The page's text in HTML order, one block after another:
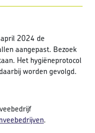
2024 de
aangepast. Bezoek
Het hygiëneprotocol
worden gevolgd.
.